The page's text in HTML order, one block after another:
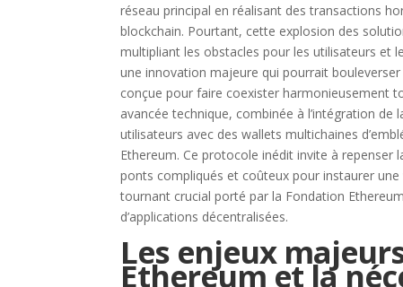
réseau principal en réalisant des transactions
blockchain. Pourtant, cette explosion des
multipliant les obstacles pour les utilisateurs et
une innovation majeure qui pourrait bouleverser
conçue pour faire coexister harmonieusement
avancée technique, combinée à l’intégration de
utilisateurs avec des wallets multichaines
Ethereum. Ce protocole inédit invite à
ponts compliqués et coûteux pour instaurer
tournant crucial porté par la Fondation
d’applications décentralisées.
Les enjeux
Ethereum et la